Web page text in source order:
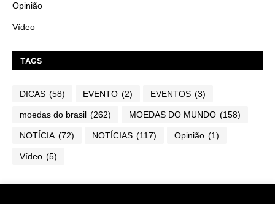
Opinião
Vídeo
TAGS
DICAS (58) EVENTO (2) EVENTOS (3)
moedas do brasil (262) MOEDAS DO MUNDO (158)
NOTÍCIA (72) NOTÍCIAS (117) Opinião (1)
Vídeo (5)